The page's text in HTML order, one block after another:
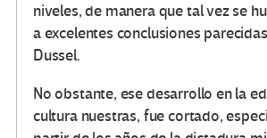
niveles, de manera que tal vez se
a excelentes conclusiones
Dussel.
No obstante, ese desarrollo en la
cultura nuestras, fue cortado,